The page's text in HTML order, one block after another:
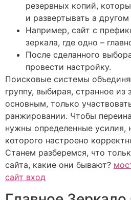
резервных копий,
и развертывать а другом
Например, сайт с
зеркала, где одно –
После сделанного
провести настройку.
Поисковые системы
группу, выбирая, странное из
основным, только
ранжировании. Чтобы
нужны определенные усилия,
которого настроено
Станем разберемся, что
сайта, какие они бывают?
сайт вход